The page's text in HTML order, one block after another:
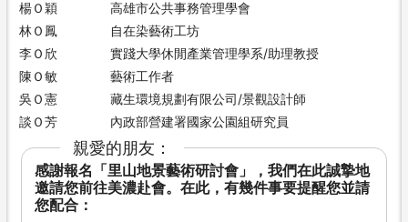
楊Ｏ穎
高雄市公共事務管理學會
林Ｏ鳳
自在染藝術工坊
李Ｏ欣
實踐大學休閒產業管理學系/助理教授
陳Ｏ敏
藝術工作者
吳Ｏ憲
藏生環境規劃有限公司/景觀設計師
談Ｏ芳
內政部營建署國家公園組研究員
親愛的朋友：
感謝報名「里山地景藝術研討會」，我們在此誠摯地
邀請您前往美濃赴會。在此，有幾件事要提醒您並請
您配合：